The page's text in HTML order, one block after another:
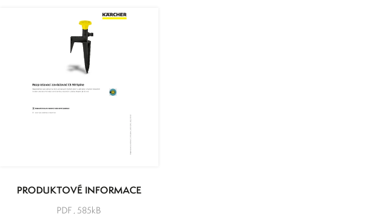
PRODUKTOVÉ INFORMACE
PDF , 585kB